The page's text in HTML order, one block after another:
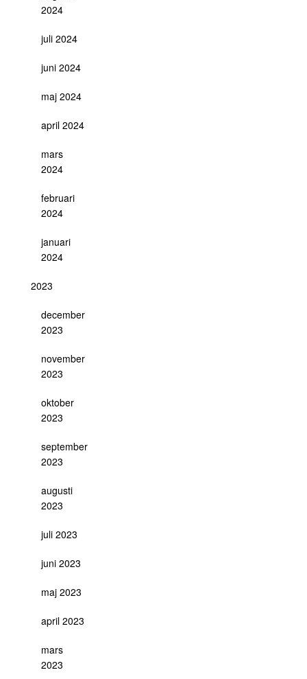
2024
juli 2024
juni 2024
maj 2024
april 2024
mars
2024
februari
2024
januari
2024
2023
december
2023
november
2023
oktober
2023
september
2023
augusti
2023
juli 2023
juni 2023
maj 2023
april 2023
mars
2023